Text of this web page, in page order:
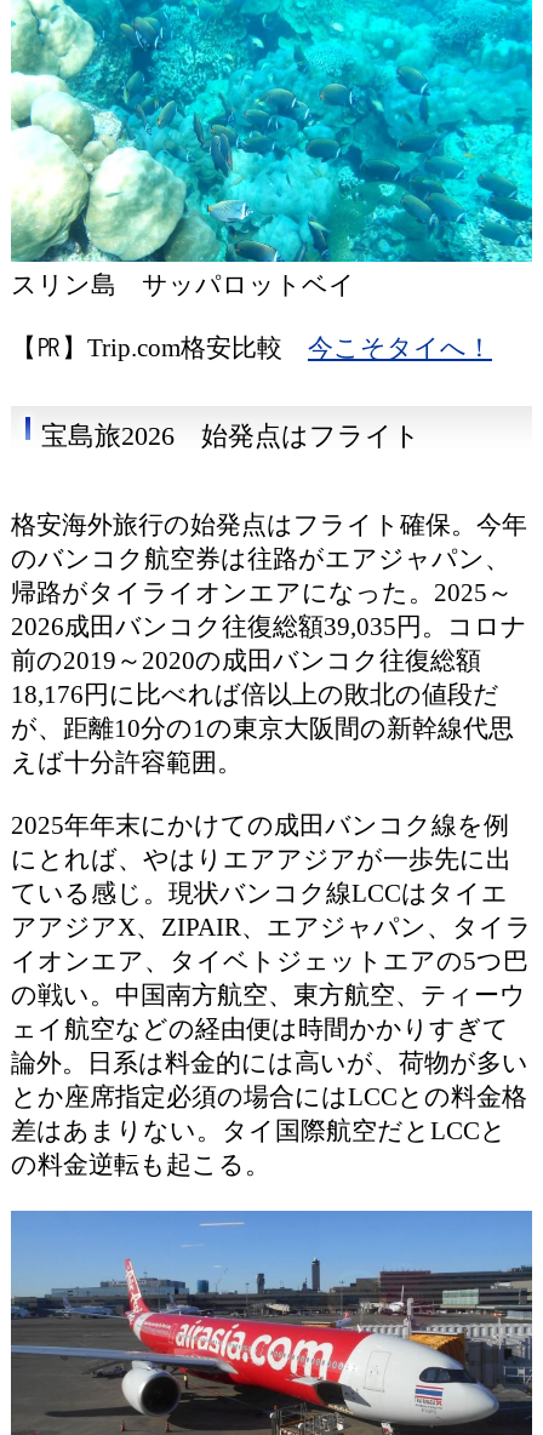
スリン島 サッパロットベイ
【㏚】Trip.com格安比較 今こそタイへ！
宝島旅2026 始発点はフライト
格安海外旅行の始発点はフライト確保。今年
のバンコク航空券は往路がエアジャパン、
帰路がタイライオンエアになった。2025～
2026成田バンコク往復総額39,035円。コロナ
前の2019～2020の成田バンコク往復総額
18,176円に比べれば倍以上の敗北の値段だ
が、距離10分の1の東京大阪間の新幹線代思
えば十分許容範囲。
2025年年末にかけての成田バンコク線を例
にとれば、やはりエアアジアが一歩先に出
ている感じ。現状バンコク線LCCはタイエ
アアジアX、ZIPAIR、エアジャパン、タイラ
イオンエア、タイベトジェットエアの5つ巴
の戦い。中国南方航空、東方航空、ティーウ
ェイ航空などの経由便は時間かかりすぎて
論外。日系は料金的には高いが、荷物が多い
とか座席指定必須の場合にはLCCとの料金格
差はあまりない。タイ国際航空だとLCCと
の料金逆転も起こる。